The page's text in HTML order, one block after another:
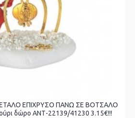
ΕΠΙΧΡΥΣΟ ΠΑΝΩ ΣΕ ΒΟΤΣΑΛΟ
δώρο ΑΝΤ-22139/41230 3.15€!!!